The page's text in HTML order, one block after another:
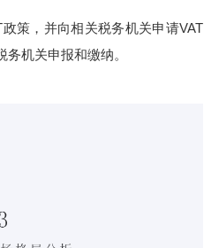
策，并向相关税务机关申请VAT
机关申报和缴纳。